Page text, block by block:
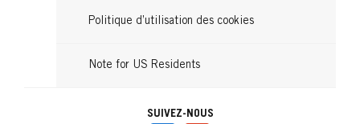
Politique d’utilisation des cookies
Note for US Residents
SUIVEZ-NOUS